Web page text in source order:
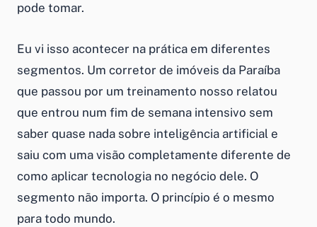
pode tomar.
Eu vi isso acontecer na prática em diferentes
segmentos. Um corretor de imóveis da Paraíba
que passou por um treinamento nosso relatou
que entrou num fim de semana intensivo sem
saber quase nada sobre inteligência artificial e
saiu com uma visão completamente diferente de
como aplicar tecnologia no negócio dele. O
segmento não importa. O princípio é o mesmo
para todo mundo.